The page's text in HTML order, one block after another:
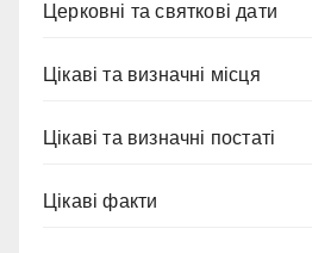
Церковні та святкові дати
Цікаві та визначні місця
Цікаві та визначні постаті
Цікаві факти